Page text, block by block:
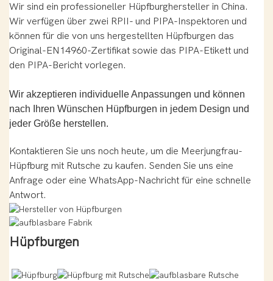
Wir sind ein professioneller Hüpfburghersteller in China.
Wir verfügen über zwei RPII- und PIPA-Inspektoren und
können für die von uns hergestellten Hüpfburgen das
Original-EN14960-Zertifikat sowie das PIPA-Etikett und
den PIPA-Bericht vorlegen.
Wir akzeptieren individuelle Anpassungen und können
nach Ihren Wünschen Hüpfburgen in jedem Design und
jeder Größe herstellen.
Kontaktieren Sie uns noch heute, um die Meerjungfrau-
Hüpfburg mit Rutsche zu kaufen. Senden Sie uns eine
Anfrage oder eine WhatsApp-Nachricht für eine schnelle
Antwort.
Hüpfburgen